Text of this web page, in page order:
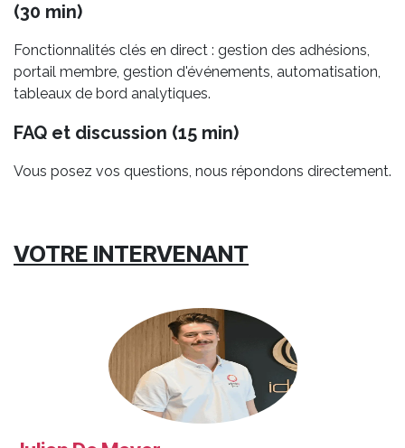
(30 min)
Fonctionnalités clés en direct : gestion des adhésions,
portail membre, gestion d'événements, automatisation,
tableaux de bord analytiques.
FAQ et discussion (15 min)
Vous posez vos questions, nous répondons directement.
VOTRE INTERVENANT